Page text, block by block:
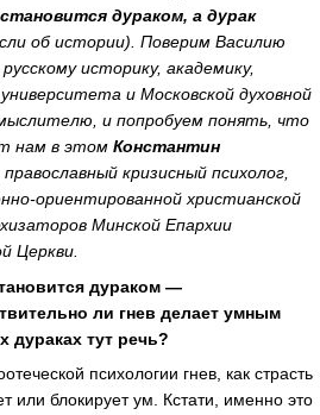
дураком, а дурак
об истории). Поверим Василию
историку, академику,
и Московской духовной
и попробуем понять, что
нам в этом Константин
, православный кризисный психолог,
ориентированной христианской
Минской Епархии
Церкви.
дураком —
ли гнев делает умным
дураках тут речь?
психологии гнев, как страсть
или блокирует ум. Кстати, именно это